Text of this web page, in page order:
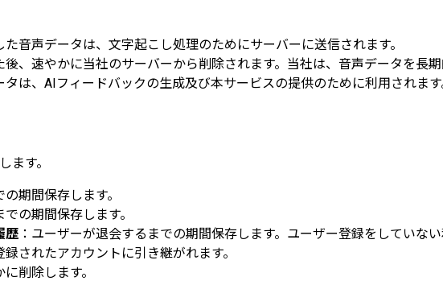
音声データは、文字起こし処理のためにサーバーに送信されます。
、速やかに当社のサーバーから削除されます。当社は、音声データを長期
は、AIフィードバックの生成及び本サービスの提供のために利用されます
ます。
期間保存します。
の期間保存します。
歴 ：ユーザーが退会するまでの期間保存します。ユーザー登録をしていな
されたアカウントに引き継がれます。
削除します。